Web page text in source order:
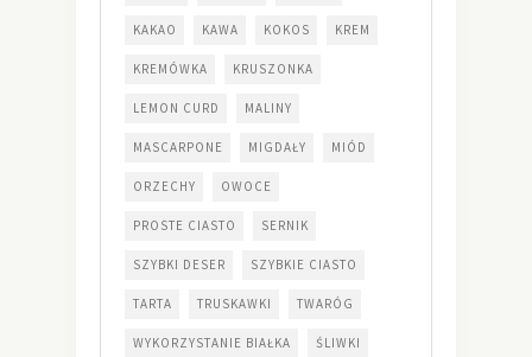
KAKAO KAWA KOKOS KREM
KREMÓWKA KRUSZONKA
LEMON CURD MALINY
MASCARPONE MIGDAŁY MIÓD
ORZECHY OWOCE
PROSTE CIASTO SERNIK
SZYBKI DESER SZYBKIE CIASTO
TARTA TRUSKAWKI TWARÓG
WYKORZYSTANIE BIAŁKA ŚLIWKI